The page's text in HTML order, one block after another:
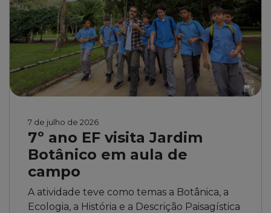
7 de julho de 2026
7º ano EF visita Jardim
Botânico em aula de
campo
A atividade teve como temas a Botânica, a
Ecologia, a História e a Descrição Paisagística